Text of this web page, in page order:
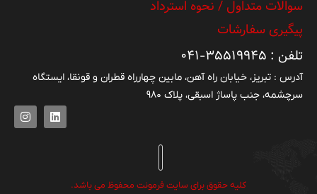
سوالات متداول / نحوه استرداد
پیگیری سفارشات
تلفن : ۳۵۵۱۹۹۴۵-۰۴۱
آدرس : تبریز، خیابان راه آهن، مابین چهارراه قطران و قونقا، ایستگاه
سرچشمه، جنب پاساژ اسبقی، پلاک ۹۸۰
کلیه حقوق برای سایت فرمونت محفوظ می باشد.